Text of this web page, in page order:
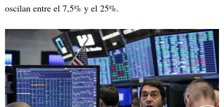
oscilan entre el 7,5% y el 25%.